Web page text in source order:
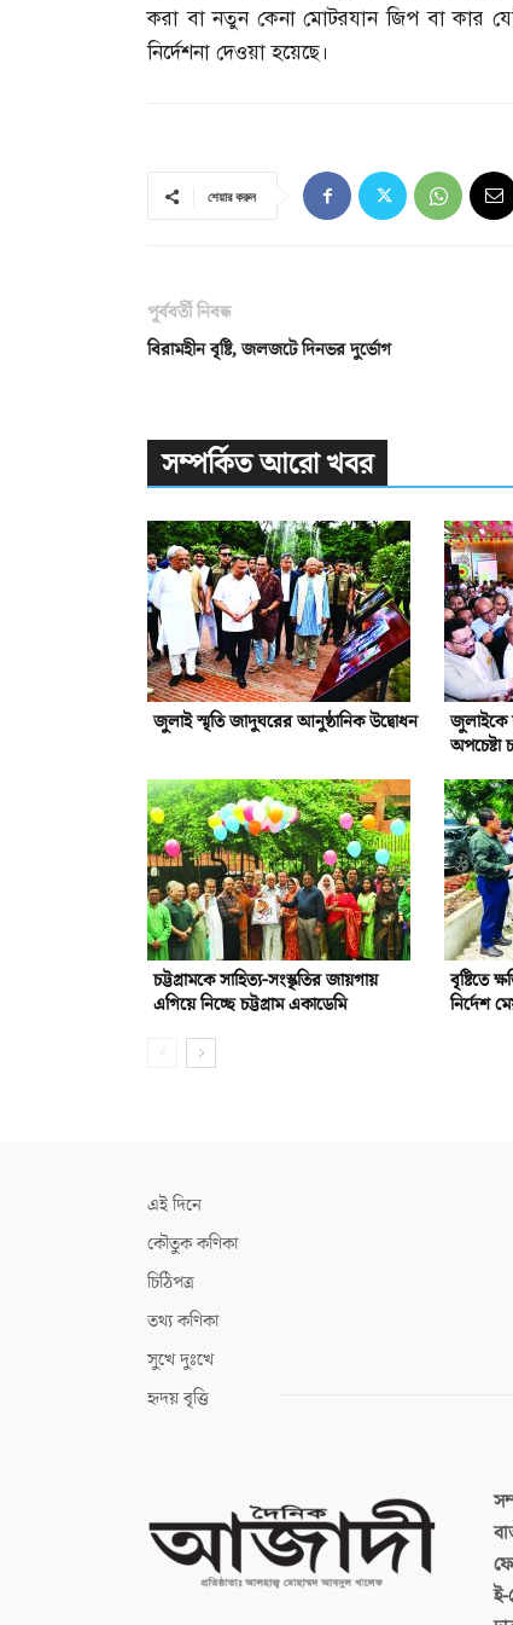
করা বা নতুন কেনা মোটরযান জিপ বা কার
নির্দেশনা দেওয়া হয়েছে।
শেয়ার করুন
পূর্ববর্তী নিবন্ধ
বিরামহীন বৃষ্টি, জলজটে দিনভর দুর্ভোগ
সম্পর্কিত আরো খবর
জুলাই স্মৃতি জাদুঘরের আনুষ্ঠানিক উদ্বোধন
জুলাইকে
অপচেষ্টা
চট্টগ্রামকে সাহিত্য-সংস্কৃতির জায়গায়
এগিয়ে নিচ্ছে চট্টগ্রাম একাডেমি
বৃষ্টিতে
নির্দেশ
এই দিনে
কৌতুক কণিকা
চিঠিপত্র
তথ্য কণিকা
সুখে দুঃখে
হৃদয় বৃত্তি
ই-